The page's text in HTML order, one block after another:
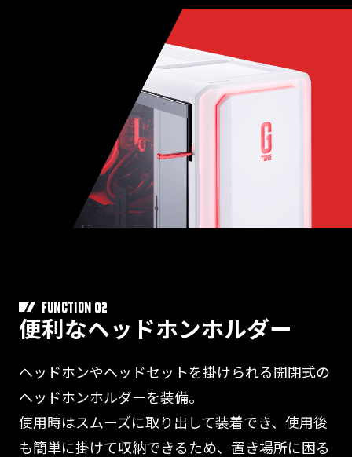
FUNCTION 02
便利なヘッドホンホルダー
ヘッドホンやヘッドセットを掛けられる開閉式の
ヘッドホンホルダーを装備。
使用時はスムーズに取り出して装着でき、使用後
も簡単に掛けて収納できるため、置き場所に困る